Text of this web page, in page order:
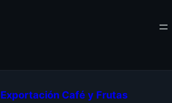
Exportación Café y Frutas